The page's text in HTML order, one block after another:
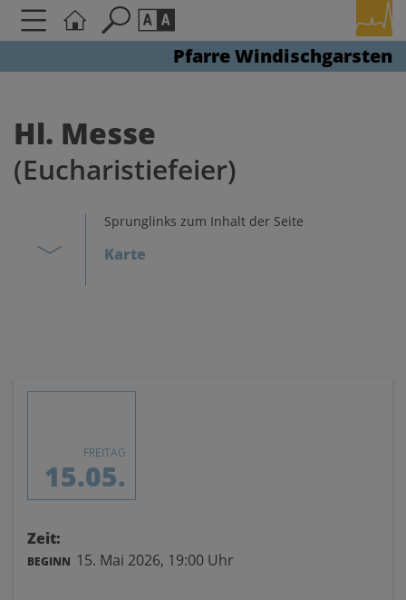
Pfarre Windischgarsten
Schriftgröße
AAA
Kontrasteinstellungen
A
Hl. Messe
(Eucharistiefeier)
Sprunglinks zum Inhalt der Seite
Karte
FREITAG
15.05.
Zeit:
BEGINN 15. Mai 2026, 19:00 Uhr